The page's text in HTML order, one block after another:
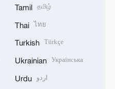
Tamil தமிழ்
Thai ไทย
Turkish Türkçe
Ukrainian Українська
Urdu اردو